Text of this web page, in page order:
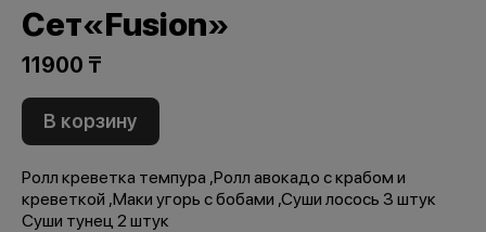
Сет«Fusion»
11900 ₸
В корзину
Ролл креветка темпура ,Ролл авокадо с крабом и
креветкой ,Маки угорь с бобами ,Суши лосось 3 штук
Суши тунец 2 штук